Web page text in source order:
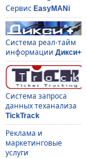
Сервис EasyMANi
Система реал-тайм
информации Дикси+
Система запроса
данных теханализа
TickTrack
Реклама и
маркетинговые
услуги